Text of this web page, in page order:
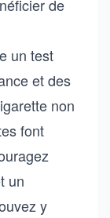
de
un test
et des
non
font
un
y